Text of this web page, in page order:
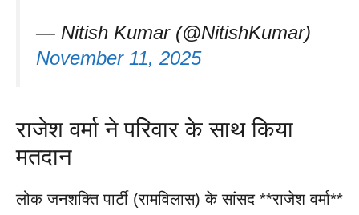
— Nitish Kumar (@NitishKumar)
November 11, 2025
राजेश वर्मा ने परिवार के साथ किया
मतदान
लोक जनशक्ति पार्टी (रामविलास) के सांसद **राजेश वर्मा**